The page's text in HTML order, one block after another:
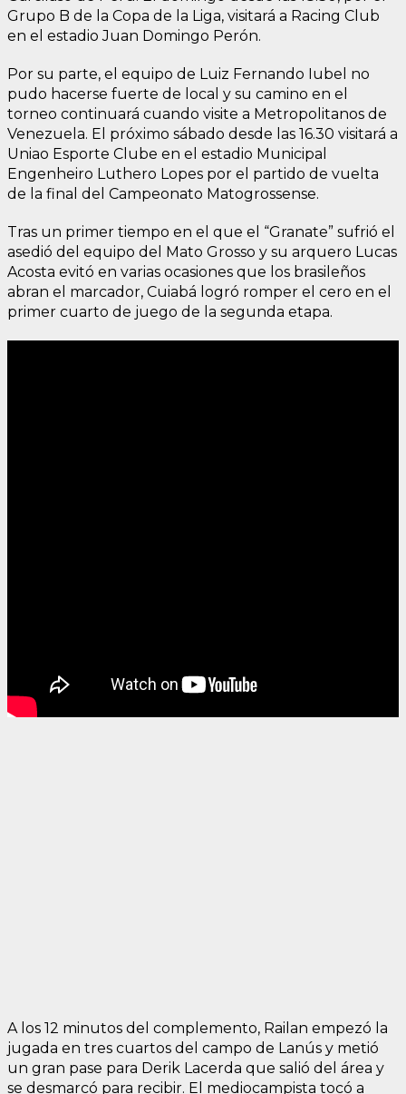
Grupo B de la Copa de la Liga, visitará a Racing Club
en el estadio Juan Domingo Perón.
Por su parte, el equipo de Luiz Fernando Iubel no
pudo hacerse fuerte de local y su camino en el
torneo continuará cuando visite a Metropolitanos de
Venezuela. El próximo sábado desde las 16.30 visitará a
Uniao Esporte Clube en el estadio Municipal
Engenheiro Luthero Lopes por el partido de vuelta
de la final del Campeonato Matogrossense.
Tras un primer tiempo en el que el “Granate” sufrió el
asedió del equipo del Mato Grosso y su arquero Lucas
Acosta evitó en varias ocasiones que los brasileños
abran el marcador, Cuiabá logró romper el cero en el
primer cuarto de juego de la segunda etapa.
A los 12 minutos del complemento, Railan empezó la
jugada en tres cuartos del campo de Lanús y metió
un gran pase para Derik Lacerda que salió del área y
se desmarcó para recibir. El mediocampista tocó a